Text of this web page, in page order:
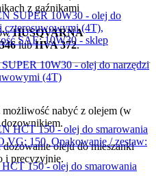
z gaźnikami
HUSQVARNA
lubHVA 372.
możliwość nabyć z olejem (w
oleju do mieszanki
i precyzyjnie.
10W30 - olej do narzędzi
(4T)
150 - olej do smarowania